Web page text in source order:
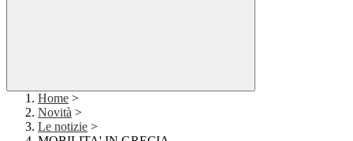
Home >
Novità >
Le notizie >